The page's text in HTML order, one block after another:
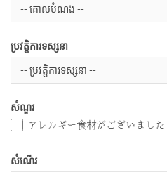
ប្រវត្តិការទស្សនា
សំណួរ
アレルギー食材がございました
សំណើរ